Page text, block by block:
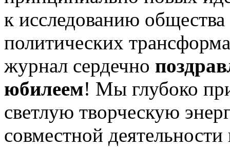
к исследованию об­щества
политических
журнал сердечно
юбилеем! Мы глубоко
светлую творческую
совместной